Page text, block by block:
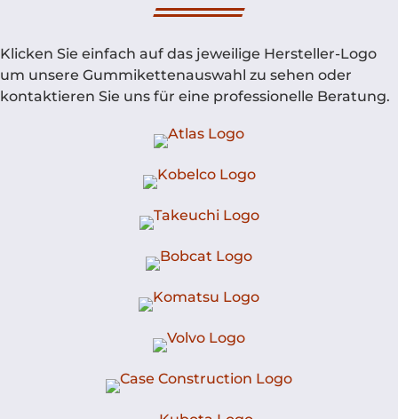
Klicken Sie einfach auf das jeweilige Hersteller-Logo
um unsere Gummikettenauswahl zu sehen oder
kontaktieren Sie uns für eine professionelle Beratung.